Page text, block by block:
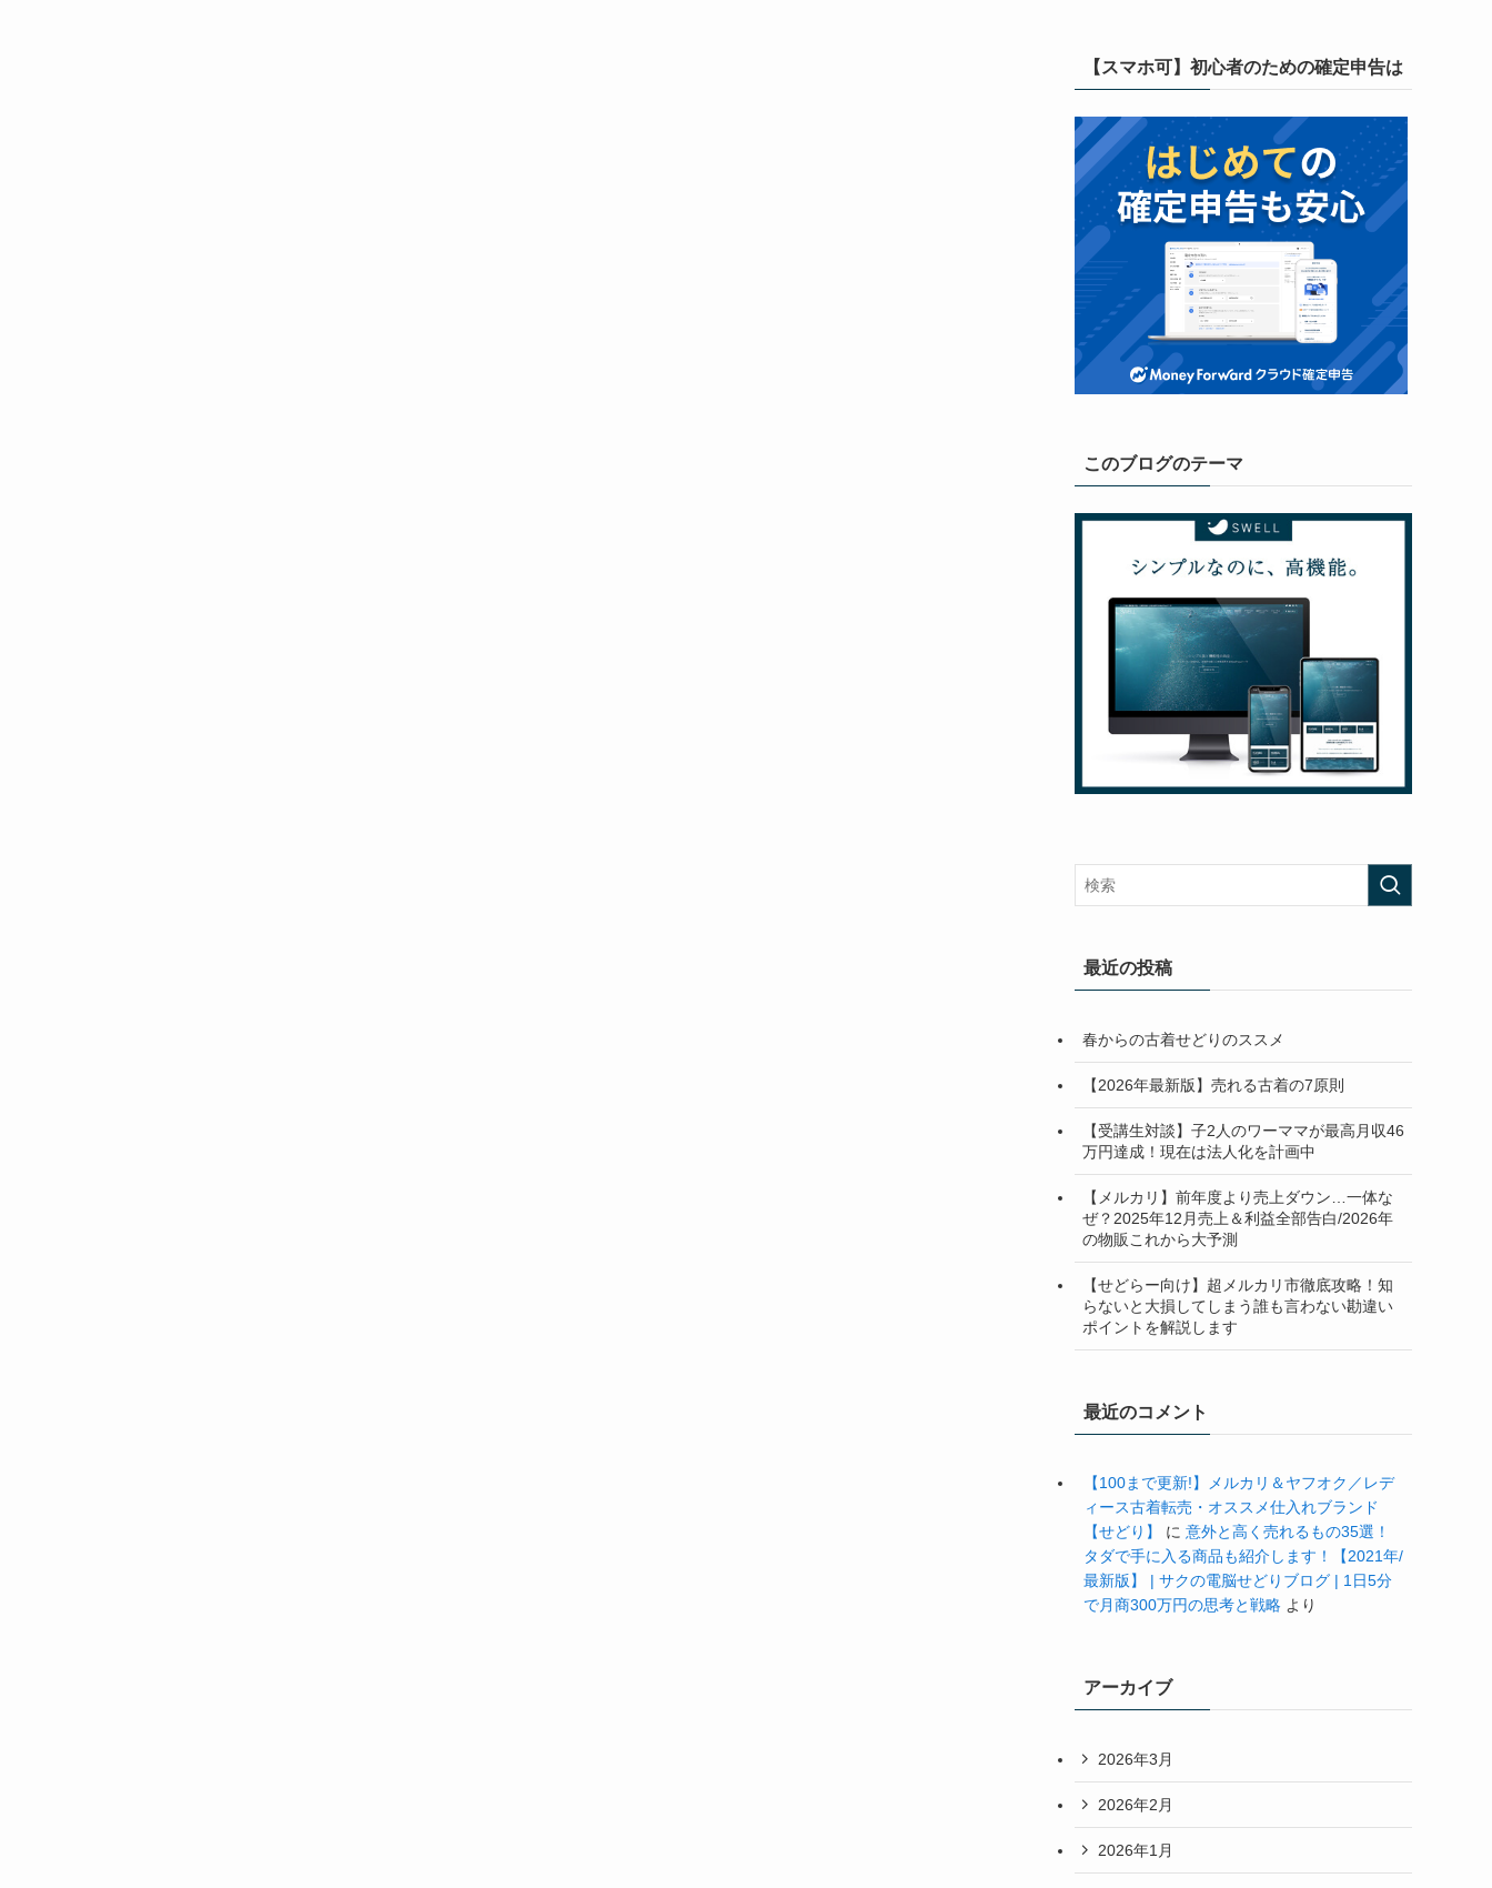
【スマホ可】初心者のための確定申告は
このブログのテーマ
最近の投稿
春からの古着せどりのススメ
【2026年最新版】売れる古着の7原則
【受講生対談】子2人のワーママが最高月収46
万円達成！現在は法人化を計画中
【メルカリ】前年度より売上ダウン…一体な
ぜ？2025年12月売上＆利益全部告白/2026年
の物販これから大予測
【せどらー向け】超メルカリ市徹底攻略！知
らないと大損してしまう誰も言わない勘違い
ポイントを解説します
最近のコメント
【100まで更新!】メルカリ＆ヤフオク／レデ
ィース古着転売・オススメ仕入れブランド
【せどり】
に 意外と高く売れるもの35選！
タダで手に入る商品も紹介します！【2021年/
最新版】 | サクの電脳せどりブログ | 1日5分
で月商300万円の思考と戦略 より
アーカイブ
2026年3月
2026年2月
2026年1月